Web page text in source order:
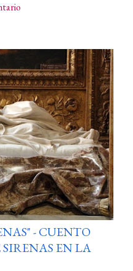
- CUENTO
SIRENAS EN LA